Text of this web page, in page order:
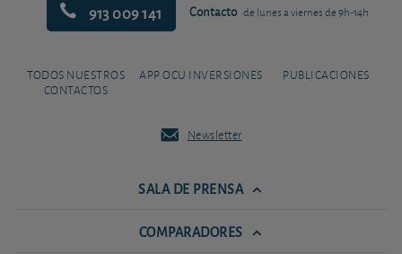
913 009 141 Contacto de lunes a viernes de 9h-14h
TODOS NUESTROS
CONTACTOS
APP OCU INVERSIONES PUBLICACIONES
Newsletter
SALA DE PRENSA
COMPARADORES